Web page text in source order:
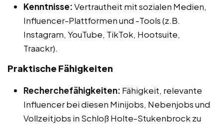
Kenntnisse:Vertrautheit mit sozialen Medien,
Influencer-Plattformen und -Tools (z.B.
Instagram, YouTube, TikTok, Hootsuite,
Traackr).
Praktische Fähigkeiten
Recherchefähigkeiten: Fähigkeit, relevante
Influencer bei diesen Minijobs, Nebenjobs und
Vollzeitjobs in Schloß Holte-Stukenbrock zu